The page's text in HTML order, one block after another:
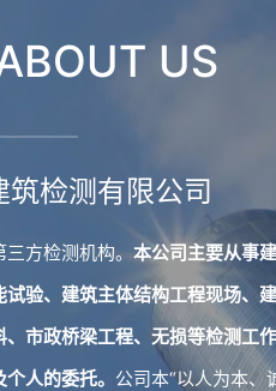
US
检测有限公司
方检测机构。 本公司主要从事
验、建筑主体结构工程现场、
市政桥梁工程、无损等检测工
人的委托。 公司本“以人为本、